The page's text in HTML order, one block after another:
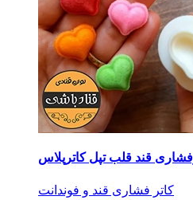
قند قلب تپل کاترپلاس
کاتر فشاری قند و فوندانت